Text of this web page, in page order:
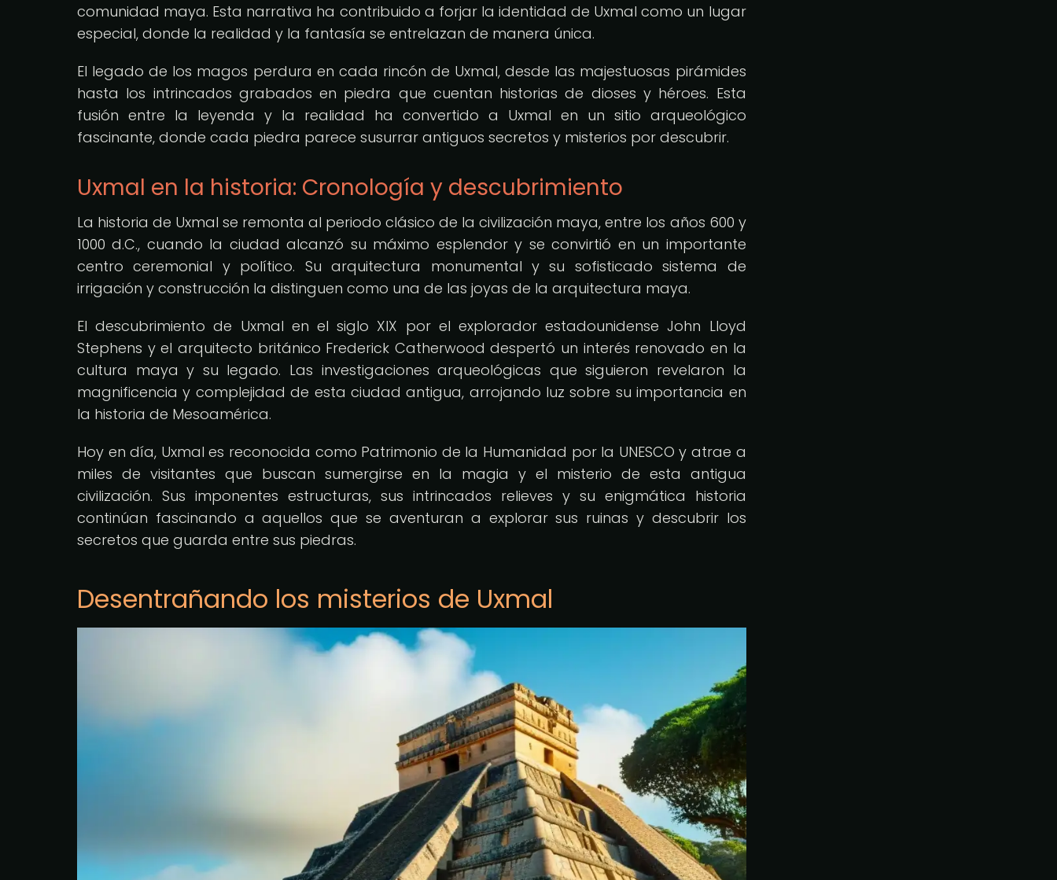
comunidad maya. Esta narrativa ha contribuido a forjar la identidad de Uxmal como un lugar
especial, donde la realidad y la fantasía se entrelazan de manera única.
El legado de los magos perdura en cada rincón de Uxmal, desde las majestuosas pirámides
hasta los intrincados grabados en piedra que cuentan historias de dioses y héroes. Esta
fusión entre la leyenda y la realidad ha convertido a Uxmal en un sitio arqueológico
fascinante, donde cada piedra parece susurrar antiguos secretos y misterios por descubrir.
Uxmal en la historia: Cronología y descubrimiento
La historia de Uxmal se remonta al periodo clásico de la civilización maya, entre los años 600 y
1000 d.C., cuando la ciudad alcanzó su máximo esplendor y se convirtió en un importante
centro ceremonial y político. Su arquitectura monumental y su sofisticado sistema de
irrigación y construcción la distinguen como una de las joyas de la arquitectura maya.
El descubrimiento de Uxmal en el siglo XIX por el explorador estadounidense John Lloyd
Stephens y el arquitecto británico Frederick Catherwood despertó un interés renovado en la
cultura maya y su legado. Las investigaciones arqueológicas que siguieron revelaron la
magnificencia y complejidad de esta ciudad antigua, arrojando luz sobre su importancia en
la historia de Mesoamérica.
Hoy en día, Uxmal es reconocida como Patrimonio de la Humanidad por la UNESCO y atrae a
miles de visitantes que buscan sumergirse en la magia y el misterio de esta antigua
civilización. Sus imponentes estructuras, sus intrincados relieves y su enigmática historia
continúan fascinando a aquellos que se aventuran a explorar sus ruinas y descubrir los
secretos que guarda entre sus piedras.
Desentrañando los misterios de Uxmal